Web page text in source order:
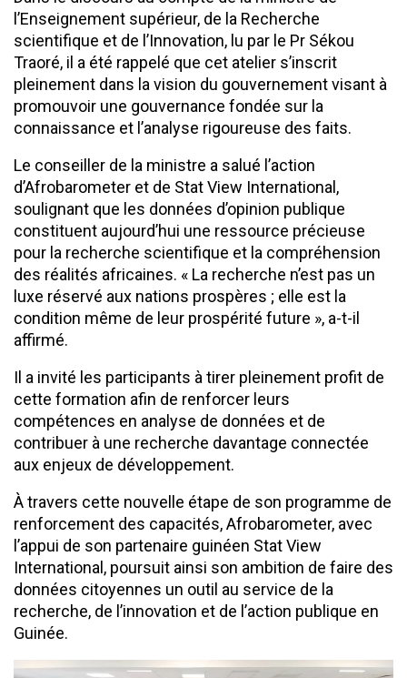
l’Enseignement supérieur, de la Recherche
scientifique et de l’Innovation, lu par le Pr Sékou
Traoré, il a été rappelé que cet atelier s’inscrit
pleinement dans la vision du gouvernement visant à
promouvoir une gouvernance fondée sur la
connaissance et l’analyse rigoureuse des faits.
Le conseiller de la ministre a salué l’action
d’Afrobarometer et de Stat View International,
soulignant que les données d’opinion publique
constituent aujourd’hui une ressource précieuse
pour la recherche scientifique et la compréhension
des réalités africaines. « La recherche n’est pas un
luxe réservé aux nations prospères ; elle est la
condition même de leur prospérité future », a-t-il
affirmé.
Il a invité les participants à tirer pleinement profit de
cette formation afin de renforcer leurs
compétences en analyse de données et de
contribuer à une recherche davantage connectée
aux enjeux de développement.
À travers cette nouvelle étape de son programme de
renforcement des capacités, Afrobarometer, avec
l’appui de son partenaire guinéen Stat View
International, poursuit ainsi son ambition de faire des
données citoyennes un outil au service de la
recherche, de l’innovation et de l’action publique en
Guinée.